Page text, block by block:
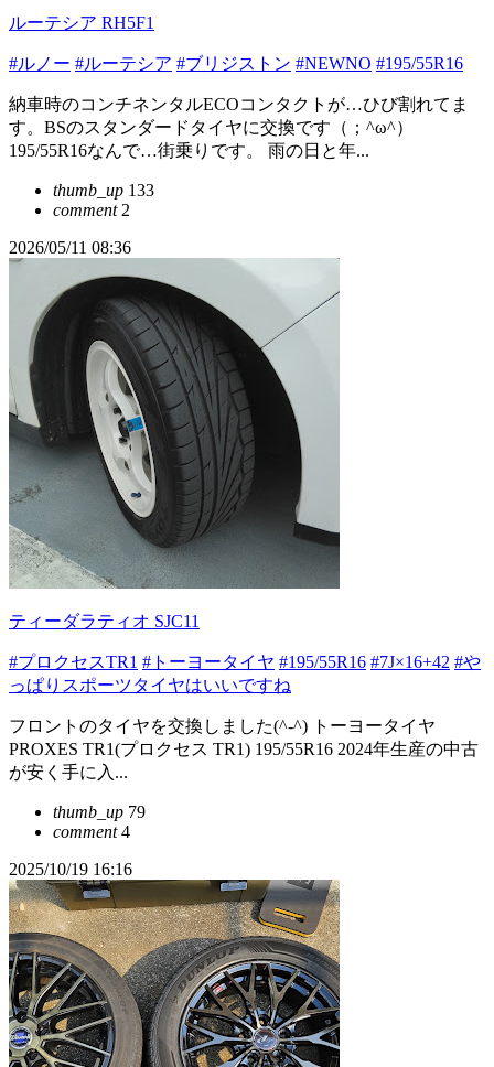
ルーテシア RH5F1
#ルノー #ルーテシア #ブリジストン #NEWNO #195/55R16
納車時のコンチネンタルECOコンタクトが…ひび割れてま
す。BSのスタンダードタイヤに交換です（；^ω^）
195/55R16なんで…街乗りです。 雨の日と年...
thumb_up 133
comment2
2026/05/11 08:36
ティーダラティオ SJC11
#プロクセスTR1 #トーヨータイヤ #195/55R16 #7J×16+42 #や
っぱりスポーツタイヤはいいですね
フロントのタイヤを交換しました(^-^) トーヨータイヤ
PROXES TR1(プロクセス TR1) 195/55R16 2024年生産の中古
が安く手に入...
thumb_up 79
comment4
2025/10/19 16:16